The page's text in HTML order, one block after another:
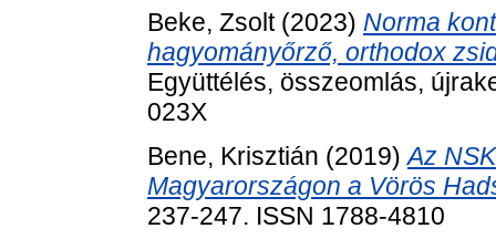
Beke, Zsolt(2023) Norma
hagyományőrző, orthodox
Együttélés, összeomlás,
023X
Bene, Krisztián (2019)Az
Magyarországon a Vörös
237-247. ISSN 1788-4810